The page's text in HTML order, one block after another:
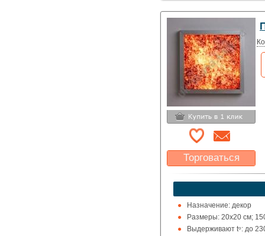
Торговаться
Какая цена Вас
устроит?
Указать цену
Назначение: декор
Размеры: 20х20 см;
Выдерживают tᵒ: до